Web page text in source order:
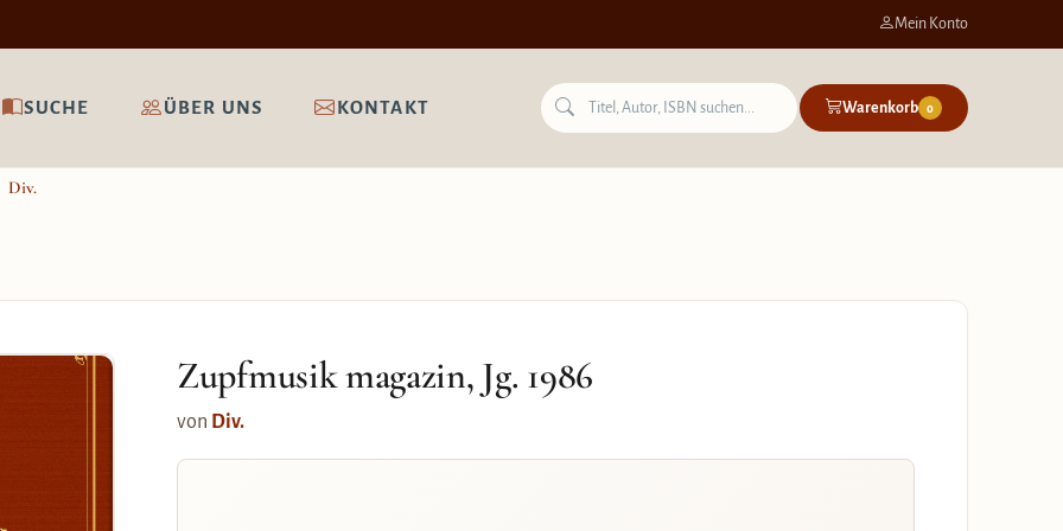
Mein Konto
SUCHE ÜBER UNS KONTAKT Warenkorb 0
Div.
Zupfmusik magazin, Jg. 1986
von Div.